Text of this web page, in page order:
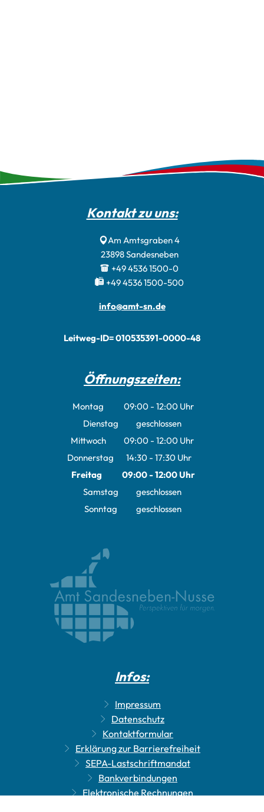
Kontakt zu uns:
Am Amtsgraben 4
23898Sandesneben
+49 4536 1500-0
+49 4536 1500-500
info@amt-sn.de
Leitweg-ID= 010535391-0000-48
Öffnungszeiten:
Montag 09:00- 12:00Uhr
Von 09:00 bis 12:00 Uhr
Dienstag
geschlossen
Mittwoch
09:00- 12:00Uhr
Von 09:00 bis 12:00 Uhr
Donnerstag 14:30- 17:30Uhr
Von 14:30 bis 17:30 Uhr
Freitag 09:00-12:00Uhr
Von 09:00 bis 12:00 Uhr
Samstag
geschlossen
Sonntag
geschlossen
Infos:
Impressum
Datenschutz
Kontaktformular
Erklärung zur Barrierefreiheit
SEPA-Lastschriftmandat
Bankverbindungen
Elektronische Rechnungen